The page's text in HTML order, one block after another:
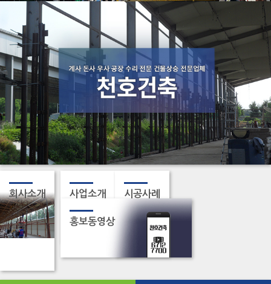
회사소개 사업소개 시공사례
홍보동영상